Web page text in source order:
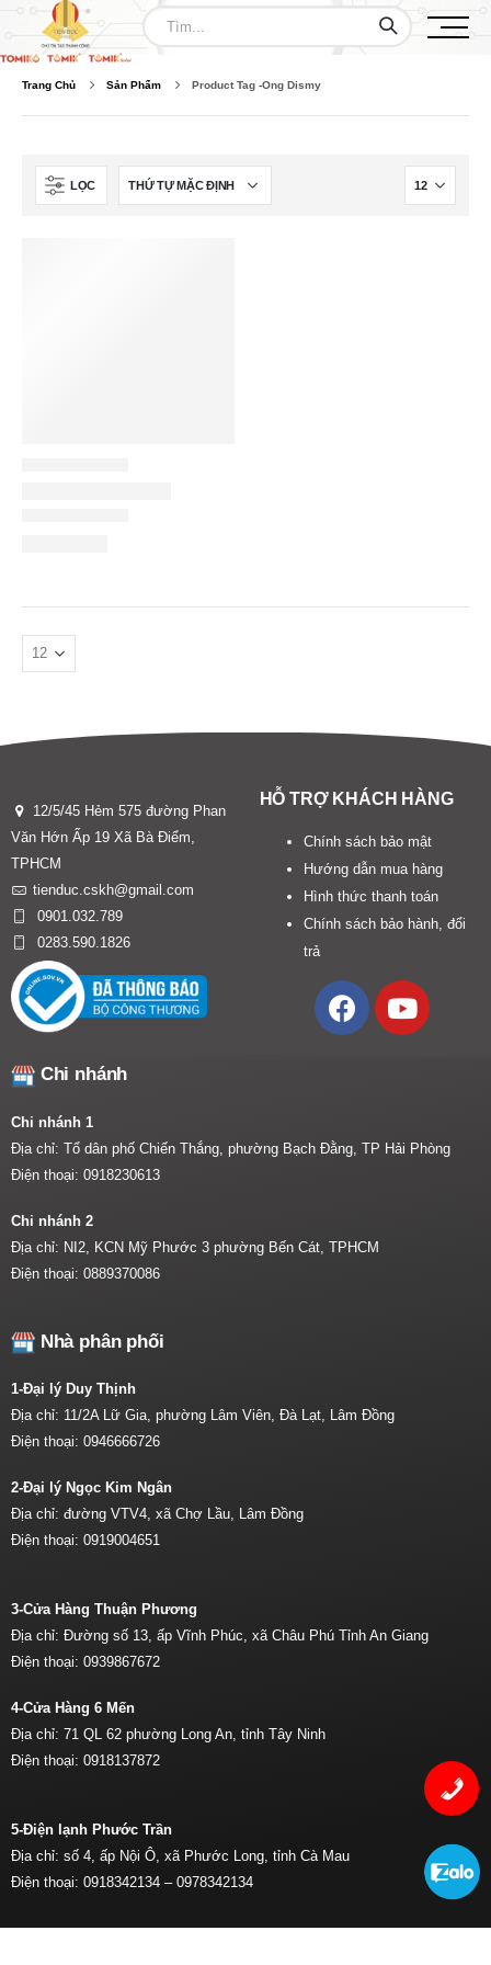
Trang Chủ Sản Phẩm Product Tag -Ong Dismy
LỌC
12/5/45 Hẻm 575 đường Phan
Văn Hớn Ấp 19 Xã Bà Điểm,
TPHCM
tienduc.cskh@gmail.com
0901.032.789
0283.590.1826
HỖ TRỢ KHÁCH HÀNG
Chính sách bảo mật
Hướng dẫn mua hàng
Hình thức thanh toán
Chính sách bảo hành, đổi
trả
Chi nhánh
Chi nhánh 1
Địa chỉ: Tổ dân phố Chiến Thắng, phường Bạch Đằng, TP Hải Phòng
Điện thoại: 0918230613
Chi nhánh 2
Địa chỉ: NI2, KCN Mỹ Phước 3 phường Bến Cát, TPHCM
Điện thoại: 0889370086
Nhà phân phối
1-Đại lý Duy Thịnh
Địa chỉ: 11/2A Lữ Gia, phường Lâm Viên, Đà Lạt, Lâm Đồng
Điện thoại: 0946666726
2-Đại lý Ngọc Kim Ngân
Địa chỉ: đường VTV4, xã Chợ Lầu, Lâm Đồng
Điện thoại: 0919004651
3-Cửa Hàng Thuận Phương
Địa chỉ: Đường số 13, ấp Vĩnh Phúc, xã Châu Phú Tỉnh An Giang
Điện thoại: 0939867672
4-Cửa Hàng 6 Mến
Địa chỉ: 71 QL 62 phường Long An, tỉnh Tây Ninh
Điện thoại: 0918137872
5-Điện lạnh Phước Trần
Địa chỉ: số 4, ấp Nội Ô, xã Phước Long, tỉnh Cà Mau
Điện thoại: 0918342134 – 0978342134